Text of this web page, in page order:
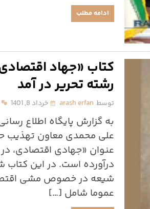
ادامه مطلب
کتاب «جهاد
رشته تحریر در آمد
توسط arash erfan خرداد 8, 1401
به گزارش پایگاه اطلاع
علی محمدی معاون تهذیب
عنوان «جهادی اقتصادی، در
درآورده است. در این کتاب
شیعه در خصوص مشی
عموما شامل […]